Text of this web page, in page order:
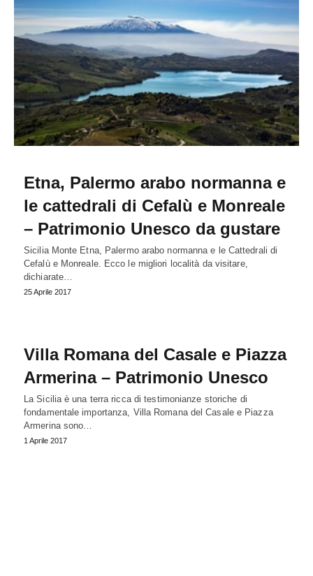
Etna, Palermo arabo normanna e
le cattedrali di Cefalù e Monreale
– Patrimonio Unesco da gustare
Sicilia Monte Etna, Palermo arabo normanna e le Cattedrali di
Cefalù e Monreale. Ecco le migliori località da visitare,
dichiarate…
25 Aprile 2017
Villa Romana del Casale e Piazza
Armerina – Patrimonio Unesco
La Sicilia è una terra ricca di testimonianze storiche di
fondamentale importanza, Villa Romana del Casale e Piazza
Armerina sono…
1 Aprile 2017